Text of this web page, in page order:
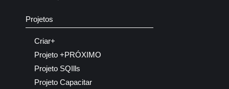
Projetos
Criar+
Projeto +PRÓXIMO
Projeto SQIlls
Projeto Capacitar